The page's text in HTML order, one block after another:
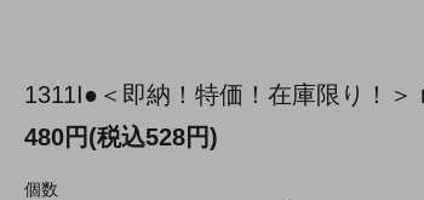
1311I●＜即納！特価！在庫限り！
480円(税込528円)
個数